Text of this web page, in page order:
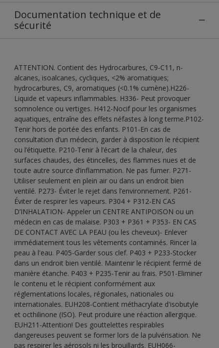
Documentation technique et de
sécurité
ATTENTION. Contient des Hydrocarbures, C9-C11, n-
alcanes, isoalcanes, cycliques, <2% aromatiques;
hydrocarbures, C9, aromatiques (<0.1% cumène).H226-
Liquide et vapeurs inflammables. H336- Peut provoquer
somnolence ou vertiges. H412-Nocif pour les organismes
aquatiques, entraîne des effets néfastes à long terme.P102-
Tenir hors de portée des enfants. P101-En cas de
consultation d’un médecin, garder à disposition le récipient
ou l’étiquette. P210-Tenir à l’écart de la chaleur, des
surfaces chaudes, des étincelles, des flammes nues et de
toute autre source d’inflammation. Ne pas fumer. P271-
Utiliser seulement en plein air ou dans un endroit bien
ventilé. P273- Éviter le rejet dans l’environnement. P261-
Éviter de respirer les vapeurs. P304 + P312-EN CAS
D’INHALATION- Appeler un CENTRE ANTIPOISON ou un
médecin en cas de malaise. P303 + P361 + P353- EN CAS
DE CONTACT AVEC LA PEAU (ou les cheveux)- Enlever
immédiatement tous les vêtements contaminés. Rincer la
peau à l'eau. P405-Garder sous clef. P403 + P233-Stocker
dans un endroit bien ventilé. Maintenir le récipient fermé de
manière étanche. P403 + P235-Tenir au frais. P501-Eliminer
le contenu et le récipient conformément aux
réglementations locales, régionales, nationales ou
internationales. EUH208-Contient méthacrylate d'isobutyle
et octhilinone (ISO). Peut produire une réaction allergique.
EUH211-Attention! Des gouttelettes respirables
dangereuses peuvent se former lors de la pulvérisation. Ne
pas respirer les aérosols ni les brouillards. EUH066-